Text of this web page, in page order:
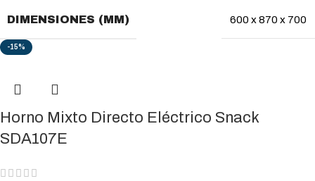
DIMENSIONES (MM) 600 x 870 x 700
-15%
Horno Mixto Directo Eléctrico Snack
SDA107E